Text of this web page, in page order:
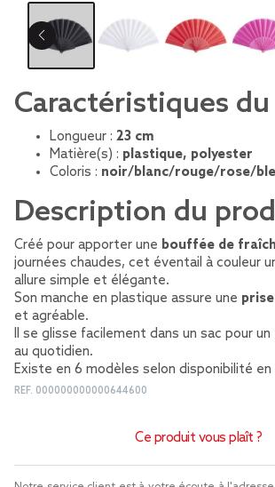
Caractéristiques
Longueur : 23 cm
Matière(s) : plastique, polyester
Coloris : noir/blanc/rouge/rose/
Description du
Créé pour apporter une bouffée de
journées chaudes, cet éventail à couleur
allure simple et élégante.
Son manche en plastique assure une
et agréable.
Il se glisse facilement dans un sac pour un
au quotidien.
Existe en 6 modèles selon disponibilité
REF. 000000000000644600
Ce produit vous plaît ?